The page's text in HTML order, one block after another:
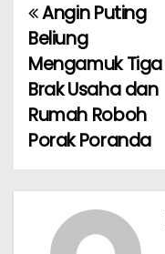
P
o
s
t
Angin Puting
Beliung
Mengamuk Tiga
Brak Usaha dan
Rumah Roboh
Porak Poranda